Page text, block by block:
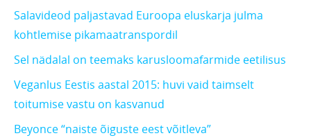
Salavideod paljastavad Euroopa eluskarja julma
kohtlemise pikamaatranspordil
Sel nädalal on teemaks karusloomafarmide eetilisus
Veganlus Eestis aastal 2015: huvi vaid taimselt
toitumise vastu on kasvanud
Beyonce “naiste õiguste eest võitleva”